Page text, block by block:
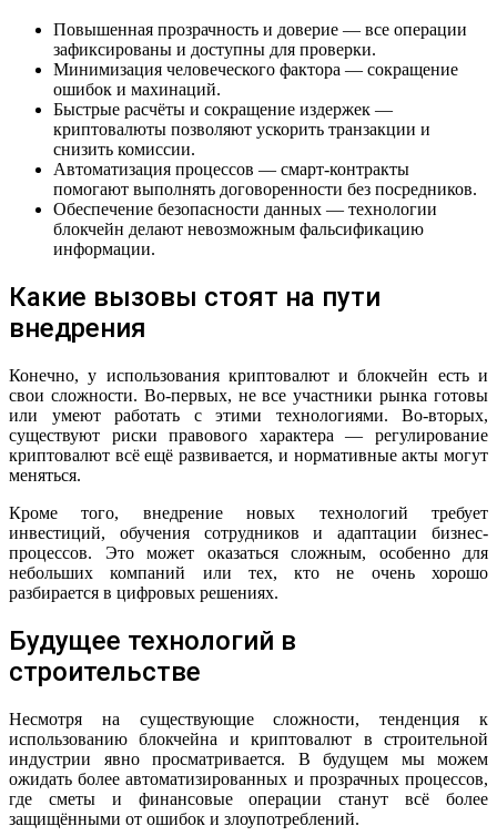
Повышенная прозрачность и доверие — все операции
зафиксированы и доступны для проверки.
Минимизация человеческого фактора — сокращение
ошибок и махинаций.
Быстрые расчёты и сокращение издержек —
криптовалюты позволяют ускорить транзакции и
снизить комиссии.
Автоматизация процессов — смарт-контракты
помогают выполнять договоренности без посредников.
Обеспечение безопасности данных — технологии
блокчейн делают невозможным фальсификацию
информации.
Какие вызовы стоят на пути
внедрения
Конечно, у использования криптовалют и блокчейн есть и
свои сложности. Во-первых, не все участники рынка готовы
или умеют работать с этими технологиями. Во-вторых,
существуют риски правового характера — регулирование
криптовалют всё ещё развивается, и нормативные акты могут
меняться.
Кроме того, внедрение новых технологий требует
инвестиций, обучения сотрудников и адаптации бизнес-
процессов. Это может оказаться сложным, особенно для
небольших компаний или тех, кто не очень хорошо
разбирается в цифровых решениях.
Будущее технологий в
строительстве
Несмотря на существующие сложности, тенденция к
использованию блокчейна и криптовалют в строительной
индустрии явно просматривается. В будущем мы можем
ожидать более автоматизированных и прозрачных процессов,
где сметы и финансовые операции станут всё более
защищёнными от ошибок и злоупотреблений.